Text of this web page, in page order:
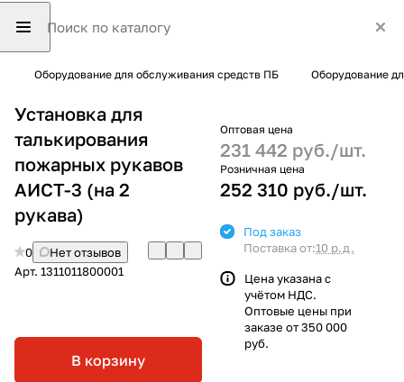
Оборудование для обслуживания средств ПБ Оборудование
Установка для
талькирования
пожарных рукавов
АИСТ-3 (на 2
рукава)
0
Нет отзывов
Арт. 1311011800001
В корзину
Оптовая цена
231 442 руб./шт.
Розничная цена
252 310 руб./шт.
Под заказ
Поставка от:10 р.д.
Цена указана с
учётом НДС.
Оптовые цены при
заказе от 350 000
руб.